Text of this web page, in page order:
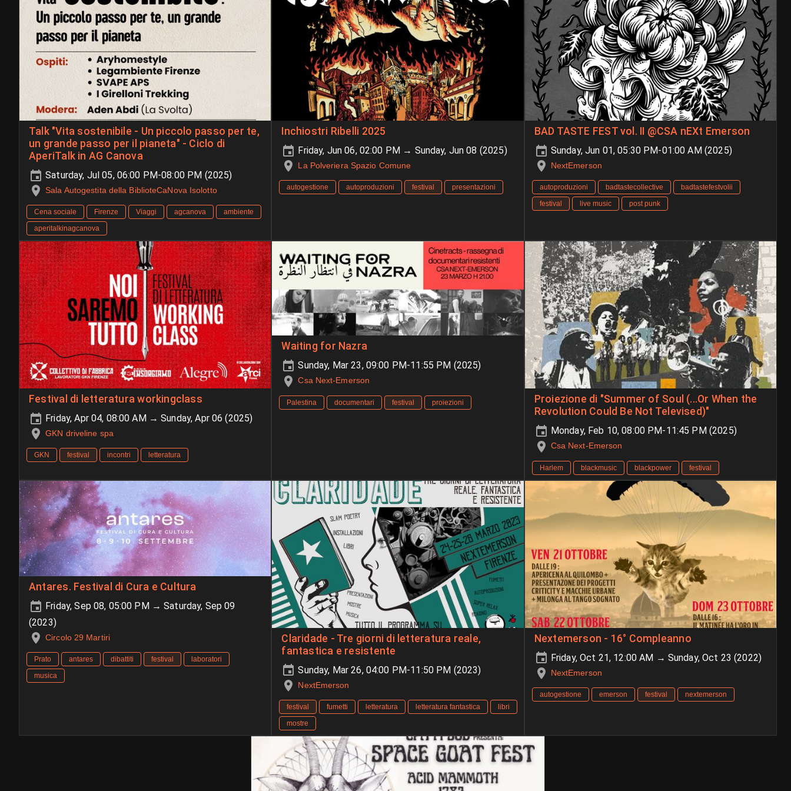
Talk "Vita sostenibile - Un piccolo passo per te,
un grande passo per il pianeta" - Ciclo di
AperiTalk in AG Canova
Saturday, Jul 05, 06:00 PM-08:00 PM (2025)
Sala Autogestita della BiblioteCaNova Isolotto
Cena sociale Firenze Viaggi agcanova
ambiente
aperitalkinagcanova
Inchiostri Ribelli 2025
Friday, Jun 06, 02:00 PM → Sunday, Jun 08 (2025)
La Polveriera Spazio Comune
autogestione autoproduzioni festival presentazioni
BAD TASTE FEST vol. II @CSA nEXt Emerson
Sunday, Jun 01, 05:30 PM-01:00 AM (2025)
NextEmerson
autoproduzioni badtastecollective
badtastefestvolii
festival
live music post punk
Festival di letteratura workingclass
Friday, Apr 04, 08:00 AM → Sunday, Apr 06 (2025)
GKN driveline spa
GKN festival incontri letteratura
Waiting for Nazra
Sunday, Mar 23, 09:00 PM-11:55 PM (2025)
Csa Next-Emerson
Palestina documentari festival proiezioni
Proiezione di "Summer of Soul (...Or When the
Revolution Could Be Not Televised)"
Monday, Feb 10, 08:00 PM-11:45 PM (2025)
Csa Next-Emerson
Harlem blackmusic blackpower festival
Antares. Festival di Cura e Cultura
Friday, Sep 08, 05:00 PM → Saturday, Sep 09
(2023)
Circolo 29 Martiri
Prato antares dibattiti festival
laboratori
musica
Claridade - Tre giorni di letteratura reale,
fantastica e resistente
Sunday, Mar 26, 04:00 PM-11:50 PM (2023)
NextEmerson
festival fumetti letteratura letteratura fantastica
libri
mostre
Nextemerson - 16° Compleanno
Friday, Oct 21, 12:00 AM → Sunday, Oct 23 (2022)
NextEmerson
autogestione emerson festival nextemerson